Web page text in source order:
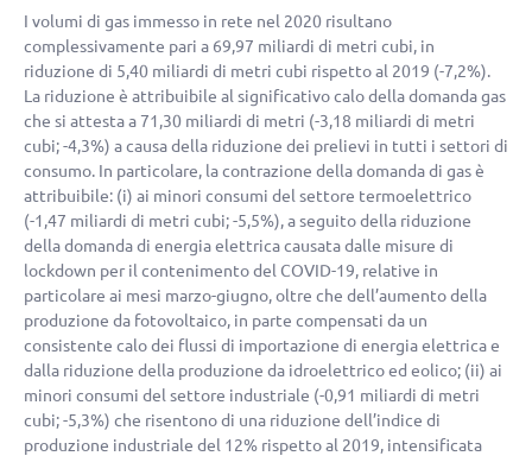
I volumi di gas immesso in rete nel 2020 risultano
complessivamente pari a 69,97 miliardi di metri cubi, in
riduzione di 5,40 miliardi di metri cubi rispetto al 2019 (-7,2%).
La riduzione è attribuibile al significativo calo della domanda gas
che si attesta a 71,30 miliardi di metri (-3,18 miliardi di metri
cubi;-4,3%) a causa della riduzione dei prelievi in tutti i settori di
consumo. In particolare, la contrazione della domanda di gas è
attribuibile: (i) ai minori consumi del settore termoelettrico
(-1,47 miliardi di metri cubi;-5,5%), a seguito della riduzione
della domanda di energia elettrica causata dalle misure di
lockdown per il contenimento del COVID-19, relative in
particolare ai mesi marzo-giugno, oltre che dell’aumento della
produzione da fotovoltaico, in parte compensati da un
consistente calo dei flussi di importazione di energia elettrica e
dalla riduzione della produzione da idroelettrico ed eolico; (ii) ai
minori consumi del settore industriale (-0,91 miliardi di metri
cubi;-5,3%) che risentono di una riduzione dell’indice di
produzione industriale del 12% rispetto al 2019, intensificata